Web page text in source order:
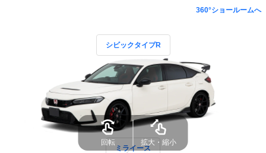
360°ショールームへ
シビックタイプR
ミライース
回転 拡大・縮小